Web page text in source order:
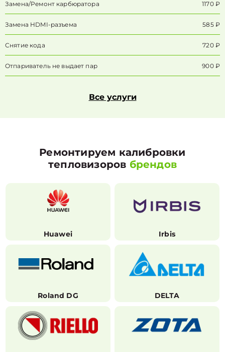
Замена/Pемонт карбюратора 1170 ₽
Замена HDMI-разъема 585 ₽
Снятие кода 720 ₽
Отпариватель не выдает пар 900 ₽
Все услуги
Ремонтируем калибровки
тепловизоров брендов
Huawei Irbis
Roland DG DELTA